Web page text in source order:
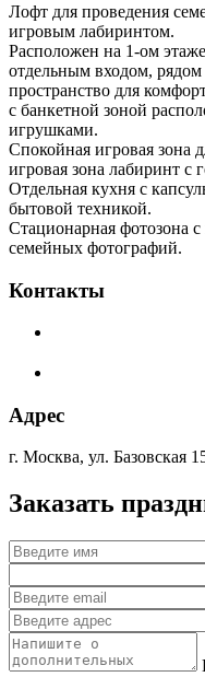
Лофт для проведения
игровым лабиринтом.
Расположен на 1-ом
отдельным входом,
пространство для
с банкетной зоной
игрушками.
Спокойная игровая зона
игровая зона лабиринт с
Отдельная кухня с
бытовой техникой.
Стационарная фотозона
семейных фотографий.
Контакты
Адрес
г. Москва, ул. Базовская
Заказать